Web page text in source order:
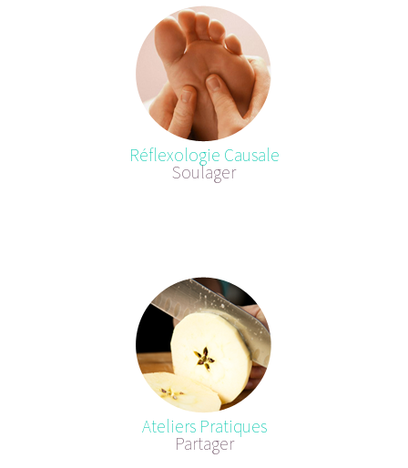
Réflexologie Causale
Soulager
Ateliers Pratiques
Partager